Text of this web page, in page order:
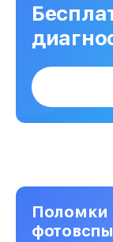
Поломки